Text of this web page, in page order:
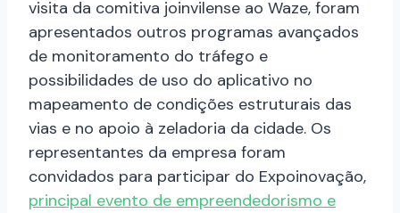
visita da comitiva joinvilense ao Waze, foram
apresentados outros programas avançados
de monitoramento do tráfego e
possibilidades de uso do aplicativo no
mapeamento de condições estruturais das
vias e no apoio à zeladoria da cidade. Os
representantes da empresa foram
convidados para participar do Expoinovação,
principal evento de empreendedorismo e